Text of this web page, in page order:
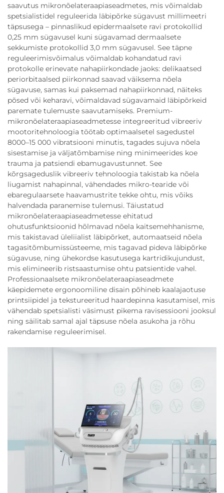
saavutus mikronõelateraapiaseadmetes, mis võimaldab
spetsialistidel reguleerida läbipõrke sügavust millimeetri
täpsusega – pinnaslikud epidermaalsete ravi protokollid
0,25 mm sügavusel kuni sügavamad dermaalsete
sekkumiste protokollid 3,0 mm sügavusel. See täpne
reguleerimisvõimalus võimaldab kohandatud ravi
protokolle erinevate nahapiirkondade jaoks: delikaatsed
periorbitaalsed piirkonnad saavad väiksema nõela
sügavuse, samas kui paksemad nahapiirkonnad, näiteks
põsed või keharavi, võimaldavad sügavamaid läbipõrkeid
paremate tulemuste saavutamiseks. Premium-
mikronõelateraapiaseadmetesse integreeritud vibreeriv
mootoritehnoloogia töötab optimaalsetel sagedustel
8000–15 000 vibratsiooni minutis, tagades sujuva nõela
sisestamise ja väljatõmbamise ning minimeerides koe
trauma ja patsiendi ebamugavustunnet. See
kõrgsageduslik vibreeriv tehnoloogia takistab ka nõela
liugamist nahapinnal, vähendades mikro-tearide või
ebaregulaarsete haavamustrite tekke ohtu, mis võiks
halvendada paranemise tulemusi. Täiustatud
mikronõelateraapiaseadmetesse ehitatud
ohutusfunktsioonid hõlmavad nõela kaitsemehhanisme,
mis takistavad üleliialist läbipõrket, automaatseid nõela
tagasitõmbumissüsteeme, mis tagavad pideva läbipõrke
sügavuse, ning ühekordse kasutusega kartridikujundust,
mis elimineerib ristsaastumise ohtu patsientide vahel.
Professionaalsete mikronõelateraapiaseadmete
käepidemete ergonoomiline disain põhineb kaalajaotuse
printsiipidel ja tekstureeritud haardepinna kasutamisel, mis
vähendab spetsialisti väsimust pikema ravisessiooni jooksul
ning säilitab samal ajal täpsuse nõela asukoha ja rõhu
rakendamise reguleerimisel.